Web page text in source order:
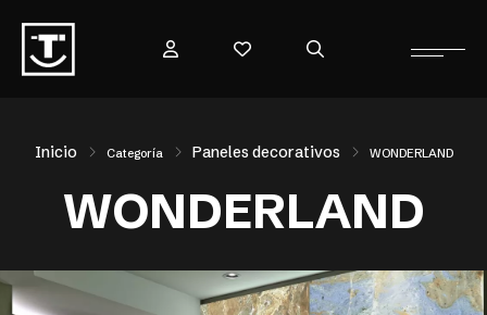
Inicio Categoría Paneles decorativos WONDERLAND
WONDERLAND